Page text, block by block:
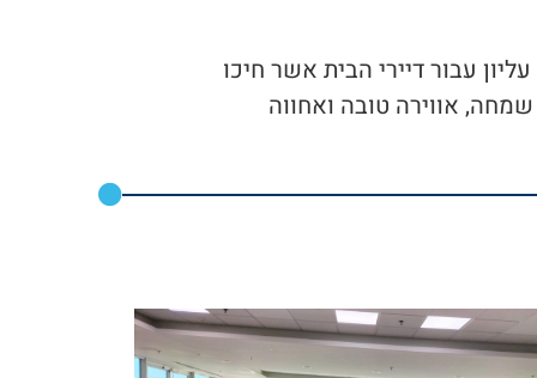
עבור דיירי הבית אשר חיכו
אווירה טובה ואחווה